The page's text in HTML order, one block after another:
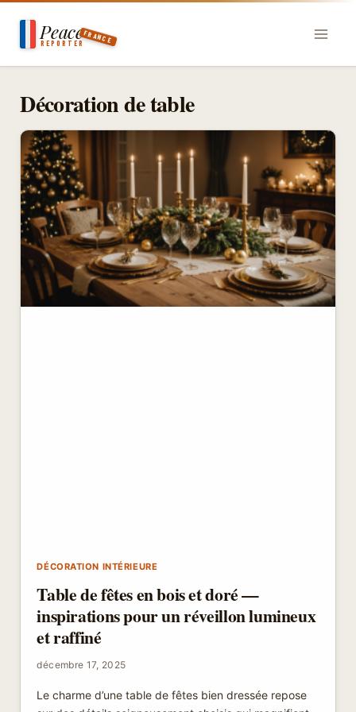
contenu
Peace
REPORTERFRANCE
Décoration de table
DÉCORATION INTÉRIEURE
Table de fêtes en bois et doré —
inspirations pour un réveillon lumineux
et raffiné
décembre 17, 2025
Le charme d’une table de fêtes bien dressée repose